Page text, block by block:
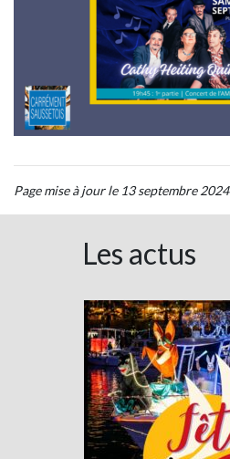
Page mise à jour le 13 septembre 2024
Les actus